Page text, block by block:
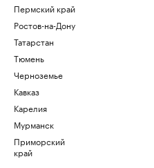
Пермский край
Ростов-на-Дону
Татарстан
Тюмень
Черноземье
Кавказ
Карелия
Мурманск
Приморский
край